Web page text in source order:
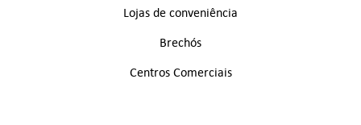
Lojas de conveniência
Brechós
Centros Comerciais